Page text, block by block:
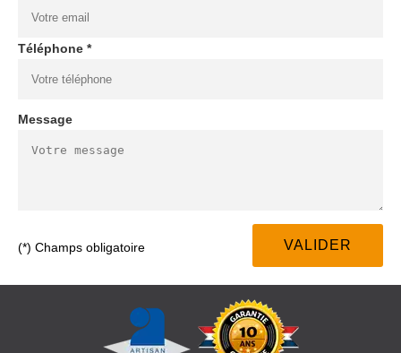
Téléphone *
Message
(*) Champs obligatoire